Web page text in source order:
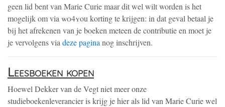
geen lid bent van Marie Curie maar dit wel wilt worden is het
mogelijk om via wo4you korting te krijgen: in dat geval betaal je
bij het afrekenen van je boeken meteen de contributie en moet je
je vervolgens via deze pagina nog inschrijven.
Leesboeken kopen
Hoewel Dekker van de Vegt niet meer onze
studieboekenleverancier is krijg je hier als lid van Marie Curie wel